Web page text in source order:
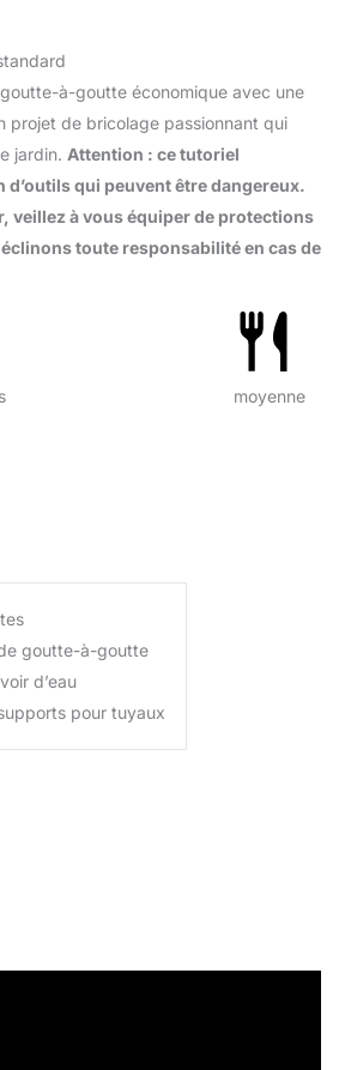
à-goutte économique avec une
projet de bricolage passionnant qui
jardin. Attention : ce tutoriel
d’outils qui peuvent être dangereux.
veillez à vous équiper de protections
toute responsabilité en cas de
moyenne
goutte-à-goutte
d’eau
pour tuyaux